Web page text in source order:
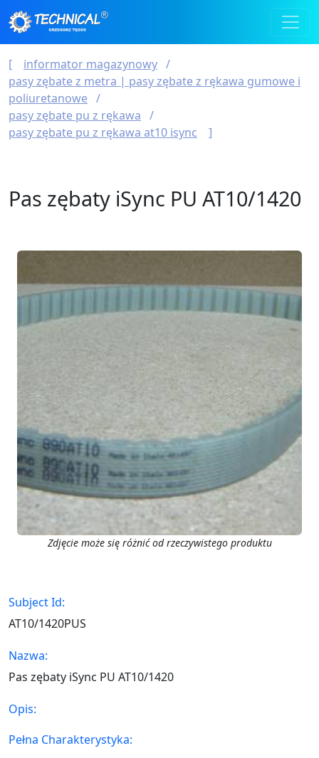
informator magazynowy
pasy zębate z metra | pasy zębate z rękawa gumowe i
poliuretanowe
pasy zębate pu z rękawa
pasy zębate pu z rękawa at10 isync
Pas zębaty iSync PU AT10/1420
Zdjęcie może się różnić od rzeczywistego produktu
Subject Id:
AT10/1420PUS
Nazwa:
Pas zębaty iSync PU AT10/1420
Opis:
Pełna Charakterystyka: